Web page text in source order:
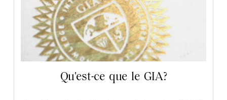
Qu'est-ce que le GIA?